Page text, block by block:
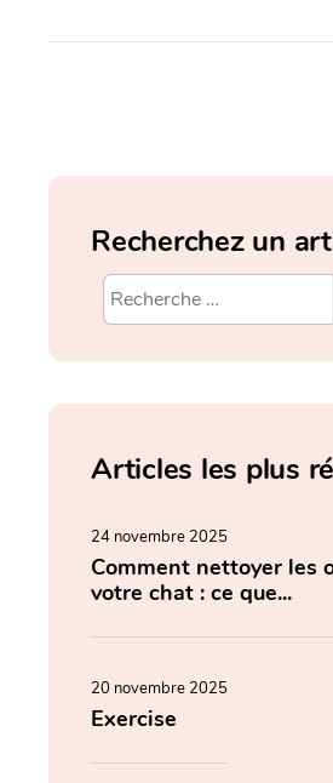
Recherchez un
Articles les plus
24 novembre 2025
Comment nettoyer les
votre chat : ce que...
20 novembre 2025
Exercise